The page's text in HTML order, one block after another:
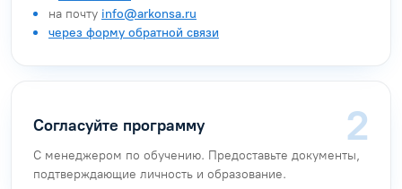
на почту info@arkonsa.ru
через форму обратной связи
Согласуйте программу
С менеджером по обучению. Предоставьте документы,
подтверждающие личность и образование.